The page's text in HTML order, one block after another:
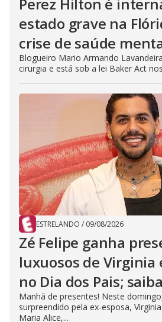
estado grave na
crise de saúde
Blogueiro Mario Armando
cirurgia e está sob a lei Baker Act
ESTRELANDO / 09/08/2026
Zé Felipe ganha
luxuosos de Virginia
no Dia dos Pais;
Manhã de presentes! Neste
surpreendido pela ex-esposa,
Maria Alice,...